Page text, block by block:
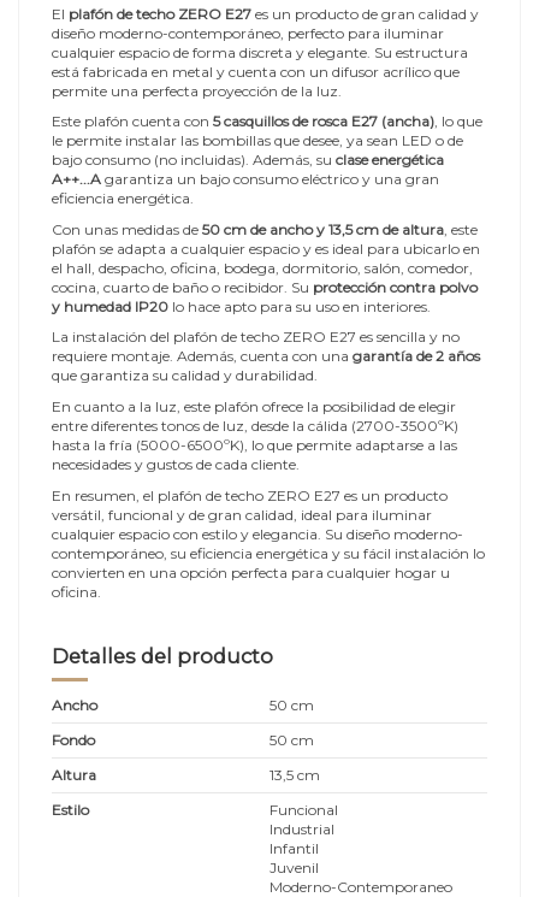
El plafón de techo ZERO E27 es un producto de gran calidad y
diseño moderno-contemporáneo, perfecto para iluminar
cualquier espacio de forma discreta y elegante. Su estructura
está fabricada en metal y cuenta con un difusor acrílico que
permite una perfecta proyección de la luz.
Este plafón cuenta con 5 casquillos de rosca E27 (ancha), lo que
le permite instalar las bombillas que desee, ya sean LED o de
bajo consumo (no incluidas). Además, su clase energética
A++...A garantiza un bajo consumo eléctrico y una gran
eficiencia energética.
Con unas medidas de 50 cm de ancho y 13,5 cm de altura , este
plafón se adapta a cualquier espacio y es ideal para ubicarlo en
el hall, despacho, oficina, bodega, dormitorio, salón, comedor,
cocina, cuarto de baño o recibidor. Su protección contra polvo
y humedad IP20 lo hace apto para su uso en interiores.
La instalación del plafón de techo ZERO E27 es sencilla y no
requiere montaje. Además, cuenta con una garantía de 2 años
que garantiza su calidad y durabilidad.
En cuanto a la luz, este plafón ofrece la posibilidad de elegir
entre diferentes tonos de luz, desde la cálida (2700-3500ºK)
hasta la fría (5000-6500ºK), lo que permite adaptarse a las
necesidades y gustos de cada cliente.
En resumen, el plafón de techo ZERO E27 es un producto
versátil, funcional y de gran calidad, ideal para iluminar
cualquier espacio con estilo y elegancia. Su diseño moderno-
contemporáneo, su eficiencia energética y su fácil instalación lo
convierten en una opción perfecta para cualquier hogar u
oficina.
Detalles del producto
Ancho
50 cm
Fondo
50 cm
Altura
13,5 cm
Estilo
Funcional
Industrial
Infantil
Juvenil
Moderno-Contemporaneo